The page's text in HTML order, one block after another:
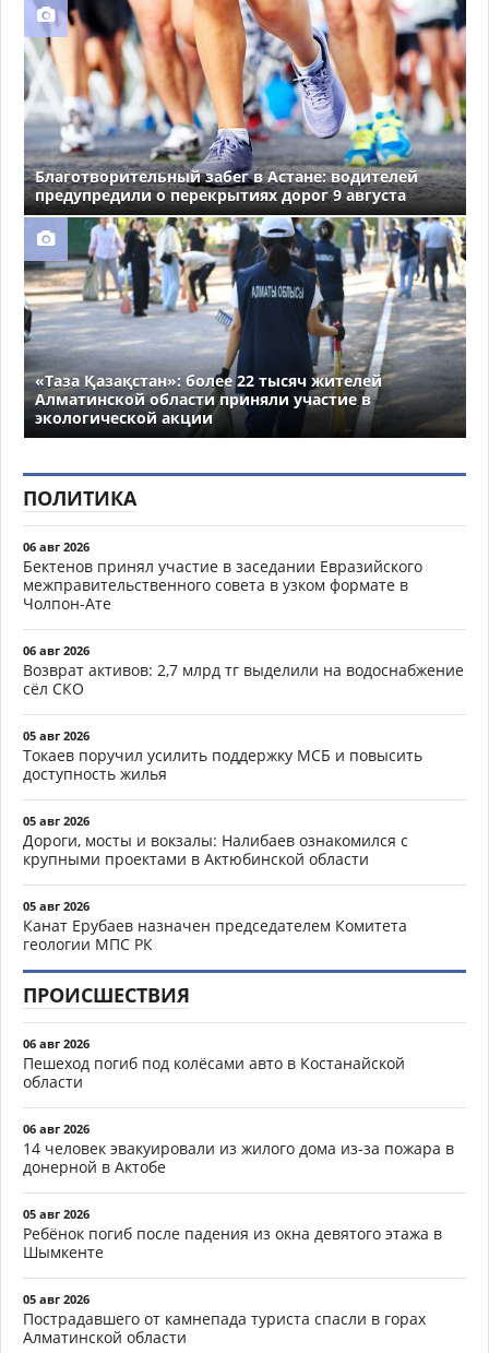
Благотворительный забег в Астане: водителей
предупредили о перекрытиях дорог 9 августа
«Таза Қазақстан»: более 22 тысяч жителей
Алматинской области приняли участие в
экологической акции
ПОЛИТИКА
06 авг 2026
Бектенов принял участие в заседании Евразийского
межправительственного совета в узком формате в
Чолпон-Ате
06 авг 2026
Возврат активов: 2,7 млрд тг выделили на водоснабжение
сёл СКО
05 авг 2026
Токаев поручил усилить поддержку МСБ и повысить
доступность жилья
05 авг 2026
Дороги, мосты и вокзалы: Налибаев ознакомился с
крупными проектами в Актюбинской области
05 авг 2026
Канат Ерубаев назначен председателем Комитета
геологии МПС РК
ПРОИСШЕСТВИЯ
06 авг 2026
Пешеход погиб под колёсами авто в Костанайской
области
06 авг 2026
14 человек эвакуировали из жилого дома из-за пожара в
донерной в Актобе
05 авг 2026
Ребёнок погиб после падения из окна девятого этажа в
Шымкенте
05 авг 2026
Пострадавшего от камнепада туриста спасли в горах
Алматинской области